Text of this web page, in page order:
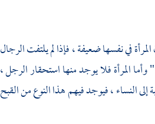
في نفسها ضعيفة ، فإذا لم يلتفت الرجال
" وأما المرأة فلا يوجد منها استحقار الرجل ،
إلى النساء ، فيوجد فيهم هذا النوع من القبح